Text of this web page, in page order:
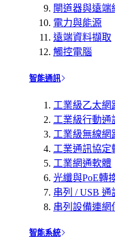
閘道器與遠端
電力與能源
遠端資料擷取
觸控電腦
智能通訊
工業級乙太網
工業級行動通
工業級無線網
工業通訊協定
工業網通軟體
光纖與PoE轉
串列 / USB 通
串列設備連網
智能系統